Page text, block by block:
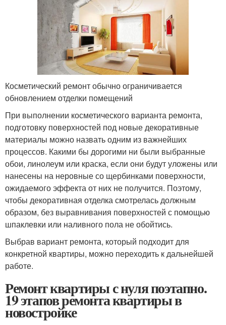
Косметический ремонт обычно ограничивается
обновлением отделки помещений
При выполнении косметического варианта ремонта,
подготовку поверхностей под новые декоративные
материалы можно назвать одним из важнейших
процессов. Какими бы дорогими ни были выбранные
обои, линолеум или краска, если они будут уложены или
нанесены на неровные со щербинками поверхности,
ожидаемого эффекта от них не получится. Поэтому,
чтобы декоративная отделка смотрелась должным
образом, без выравнивания поверхностей с помощью
шпаклевки или наливного пола не обойтись.
Выбрав вариант ремонта, который подходит для
конкретной квартиры, можно переходить к дальнейшей
работе.
Ремонт квартиры с нуля поэтапно.
19 этапов ремонта квартиры в
новостройке